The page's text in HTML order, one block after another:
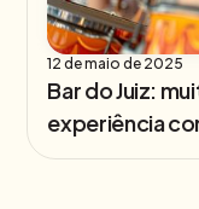
12 de maio de 2025
Bar do Juiz:
experiência